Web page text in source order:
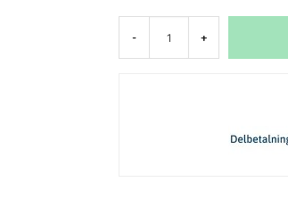
- +